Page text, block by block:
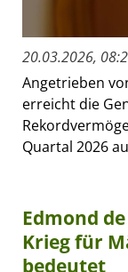
20.03.2026,
Angetrieben
erreicht die
Quartal 2026
Edmond
Krieg für
bedeutet